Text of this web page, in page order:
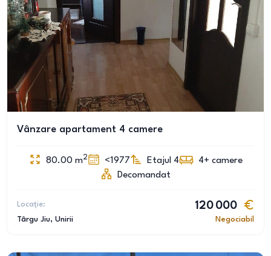
Vânzare apartament 4 camere
80.00 m2 <1977 Etajul 4 4+ camere
Decomandat
Locație:
Târgu Jiu, Unirii
120 000
Negociabil